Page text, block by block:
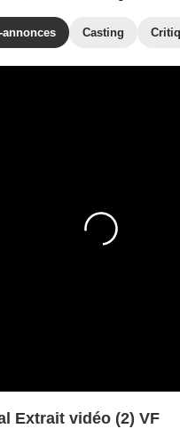
annonces Casting
Extrait vidéo (2) VF